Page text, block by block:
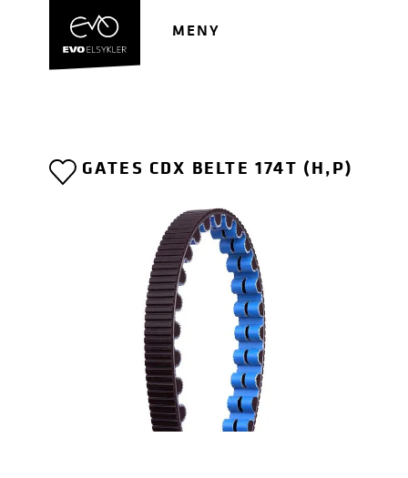
navigasjon
MENY
GATES CDX BELTE 174T (H,P)